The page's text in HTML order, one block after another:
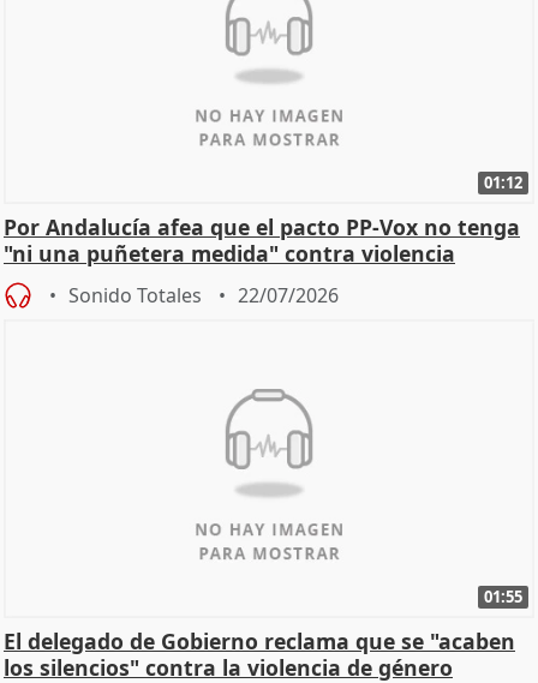
01:12
Por Andalucía afea que el pacto PP-Vox no tenga
"ni una puñetera medida" contra violencia
machista
Sonido Totales 22/07/2026
01:55
El delegado de Gobierno reclama que se "acaben
los silencios" contra la violencia de género